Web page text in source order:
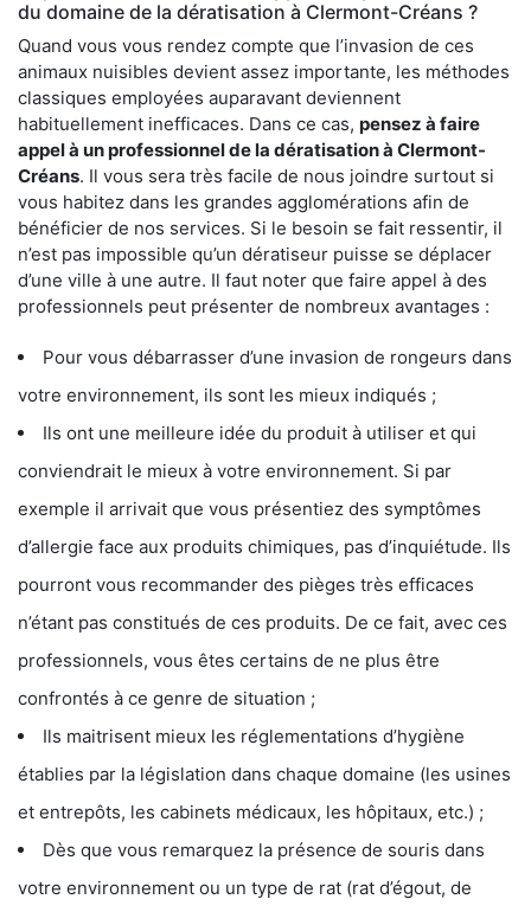
du domaine de la dératisation à Clermont-Créans ?
Quand vous vous rendez compte que l’invasion de ces
animaux nuisibles devient assez importante, les méthodes
classiques employées auparavant deviennent
habituellement inefficaces. Dans ce cas, pensez à faire
appel à un professionnel de la dératisation à Clermont-
Créans. Il vous sera très facile de nous joindre surtout si
vous habitez dans les grandes agglomérations afin de
bénéficier de nos services. Si le besoin se fait ressentir, il
n’est pas impossible qu’un dératiseur puisse se déplacer
d’une ville à une autre. Il faut noter que faire appel à des
professionnels peut présenter de nombreux avantages :
Pour vous débarrasser d’une invasion de rongeurs dans
votre environnement, ils sont les mieux indiqués ;
Ils ont une meilleure idée du produit à utiliser et qui
conviendrait le mieux à votre environnement. Si par
exemple il arrivait que vous présentiez des symptômes
d’allergie face aux produits chimiques, pas d’inquiétude. Ils
pourront vous recommander des pièges très efficaces
n’étant pas constitués de ces produits. De ce fait, avec ces
professionnels, vous êtes certains de ne plus être
confrontés à ce genre de situation ;
Ils maitrisent mieux les réglementations d’hygiène
établies par la législation dans chaque domaine (les usines
et entrepôts, les cabinets médicaux, les hôpitaux, etc.) ;
Dès que vous remarquez la présence de souris dans
votre environnement ou un type de rat (rat d’égout, de